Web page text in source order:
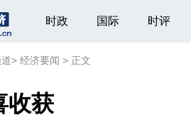
时政 国际 时评
> 经济要闻 > 正文
收获